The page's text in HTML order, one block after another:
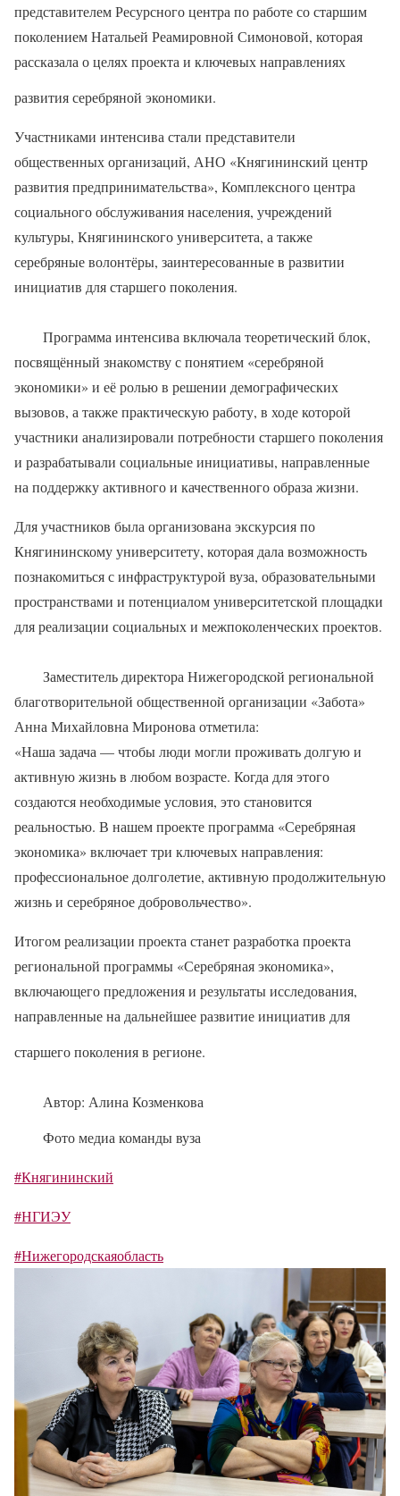
представителем Ресурсного центра по работе со старшим
поколением Натальей Реамировной Симоновой, которая
рассказала о целях проекта и ключевых направлениях
развития серебряной экономики.
Участниками интенсива стали представители
общественных организаций, АНО «Княгининский центр
развития предпринимательства», Комплексного центра
социального обслуживания населения, учреждений
культуры, Княгининского университета, а также
серебряные волонтёры, заинтересованные в развитии
инициатив для старшего поколения.
Программа интенсива включала теоретический блок,
посвящённый знакомству с понятием «серебряной
экономики» и её ролью в решении демографических
вызовов, а также практическую работу, в ходе которой
участники анализировали потребности старшего поколения
и разрабатывали социальные инициативы, направленные
на поддержку активного и качественного образа жизни.
Для участников была организована экскурсия по
Княгининскому университету, которая дала возможность
познакомиться с инфраструктурой вуза, образовательными
пространствами и потенциалом университетской площадки
для реализации социальных и межпоколенческих проектов.
Заместитель директора Нижегородской региональной
благотворительной общественной организации «Забота»
Анна Михайловна Миронова отметила:
«Наша задача — чтобы люди могли проживать долгую и
активную жизнь в любом возрасте. Когда для этого
создаются необходимые условия, это становится
реальностью. В нашем проекте программа «Серебряная
экономика» включает три ключевых направления:
профессиональное долголетие, активную продолжительную
жизнь и серебряное добровольчество».
Итогом реализации проекта станет разработка проекта
региональной программы «Серебряная экономика»,
включающего предложения и результаты исследования,
направленные на дальнейшее развитие инициатив для
старшего поколения в регионе.
Автор: Алина Козменкова
Фото медиа команды вуза
#Княгининский
#НГИЭУ
#Нижегородскаяобласть